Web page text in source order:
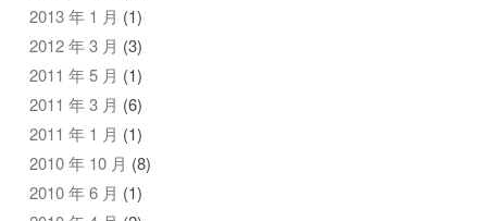
2013 年 1 月 (1)
2012 年 3 月 (3)
2011 年 5 月 (1)
2011 年 3 月 (6)
2011 年 1 月 (1)
2010 年 10 月 (8)
2010 年 6 月 (1)